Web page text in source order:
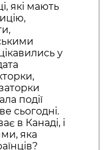
які мають
у
події
сьогодні.
в Канаді, і
яка